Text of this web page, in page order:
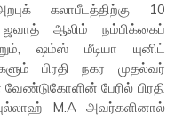
கலாபீடத்திற்கு 10
ஆலிம் நம்பிக்கைப்
ஷம்ஸ் மீடியா யுனிட்
பிரதி நகர முதல்வர்
பேரில் பிரதி
M.A அவர்களினால்